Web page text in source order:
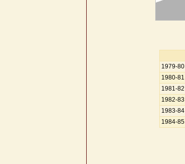
1979-80
1980-81
1981-82
1982-83
1983-84
1984-85